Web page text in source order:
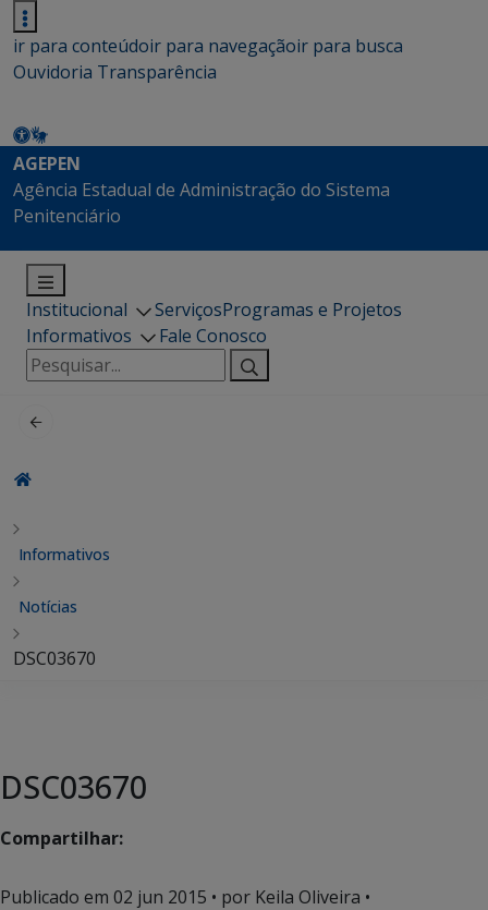
ir para conteúdoir para navegaçãoir para busca
Ouvidoria Transparência
AGEPEN
Agência Estadual de Administração do Sistema
Penitenciário
Institucional ServiçosProgramas e Projetos
Informativos
Fale Conosco
Pesquisar
por:
Informativos
Notícias
DSC03670
DSC03670
Compartilhar:
Publicado em 02 jun 2015 • por Keila Oliveira •